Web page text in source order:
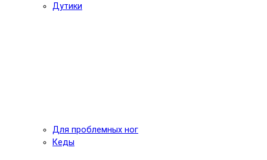
Дутики
Для проблемных ног
Кеды